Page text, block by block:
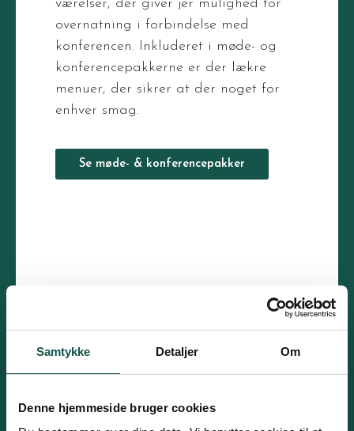
Samtykke Detaljer Om
Denne hjemmeside bruger cookies
værelser, der giver jer mulighed for
overnatning i forbindelse med
konferencen. Inkluderet i møde- og
konferencepakkerne er der lækre
menuer, der sikrer at der noget for
enhver smag.
Se møde- & konferencepakker